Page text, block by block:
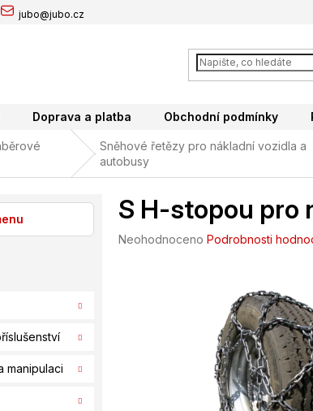
jubo@jubo.cz
Doprava a platba Obchodní podmínky
Sněhové řetězy pro nákladní vozidla a
autobusy
manipulaci
S H-stopou pro
Průměrné
Neohodnoceno Podrobnosti